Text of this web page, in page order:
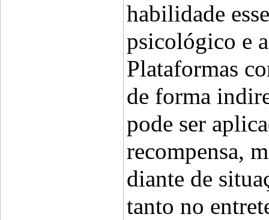
habilidade
psicológico e
Plataformas
de forma
pode ser
recompensa,
diante de
tanto no